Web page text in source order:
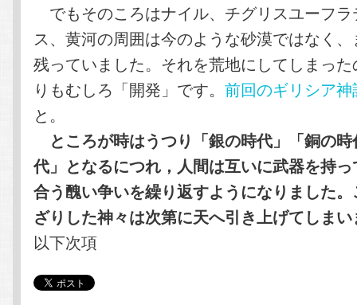
でもそのころはナイル、チグリスユーフ
ス、黄河の周囲は今のような砂漠ではなく
残っていました。それを荒地にしてしまっ
りもむしろ「開発」です。前回のギリシア神
と。
ところが時はうつり「銀の時代」「銅の
代」となるにつれ，人間は互いに武器を持
合う醜い争いを繰り返すようになりました
ざりした神々は次第に天へ引き上げてしま
以下次項